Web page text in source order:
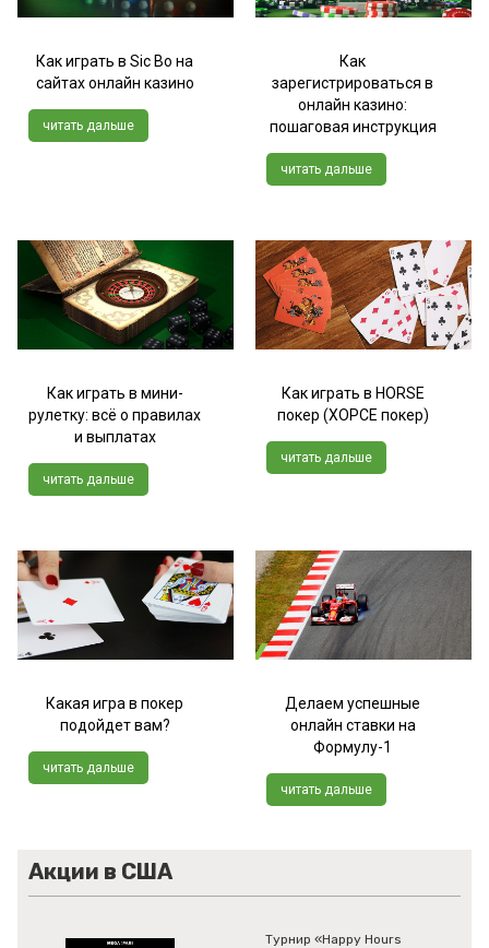
Как играть в Sic Bo на
сайтах онлайн казино
читать дальше
Как
зарегистрироваться в
онлайн казино:
пошаговая инструкция
читать дальше
Как играть в мини-
рулетку: всё о правилах
и выплатах
читать дальше
Как играть в HORSE
покер (ХОРСЕ покер)
читать дальше
Какая игра в покер
подойдет вам?
читать дальше
Делаем успешные
онлайн ставки на
Формулу-1
читать дальше
Акции в США
Турнир «Happy Hours